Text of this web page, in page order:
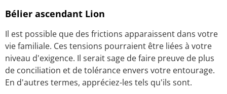
Bélier ascendant Lion
Il est possible que des frictions apparaissent dans votre
vie familiale. Ces tensions pourraient être liées à votre
niveau d'exigence. Il serait sage de faire preuve de plus
de conciliation et de tolérance envers votre entourage.
En d'autres termes, appréciez-les tels qu'ils sont.